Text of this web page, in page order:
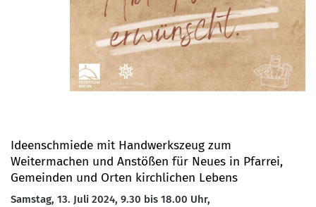
Ideenschmiede mit Handwerkszeug zum
Weitermachen und Anstößen für Neues in Pfarrei,
Gemeinden und Orten kirchlichen Lebens
Samstag, 13. Juli 2024, 9.30 bis 18.00 Uhr,